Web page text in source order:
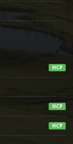
HCP
HCP
HCP